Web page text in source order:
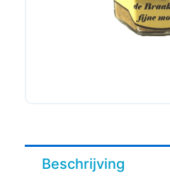
Beschrijving